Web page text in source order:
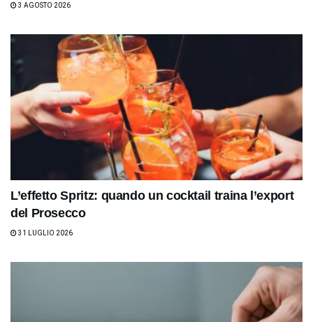
3 AGOSTO 2026
L’effetto Spritz: quando un cocktail traina l’export
del Prosecco
31 LUGLIO 2026